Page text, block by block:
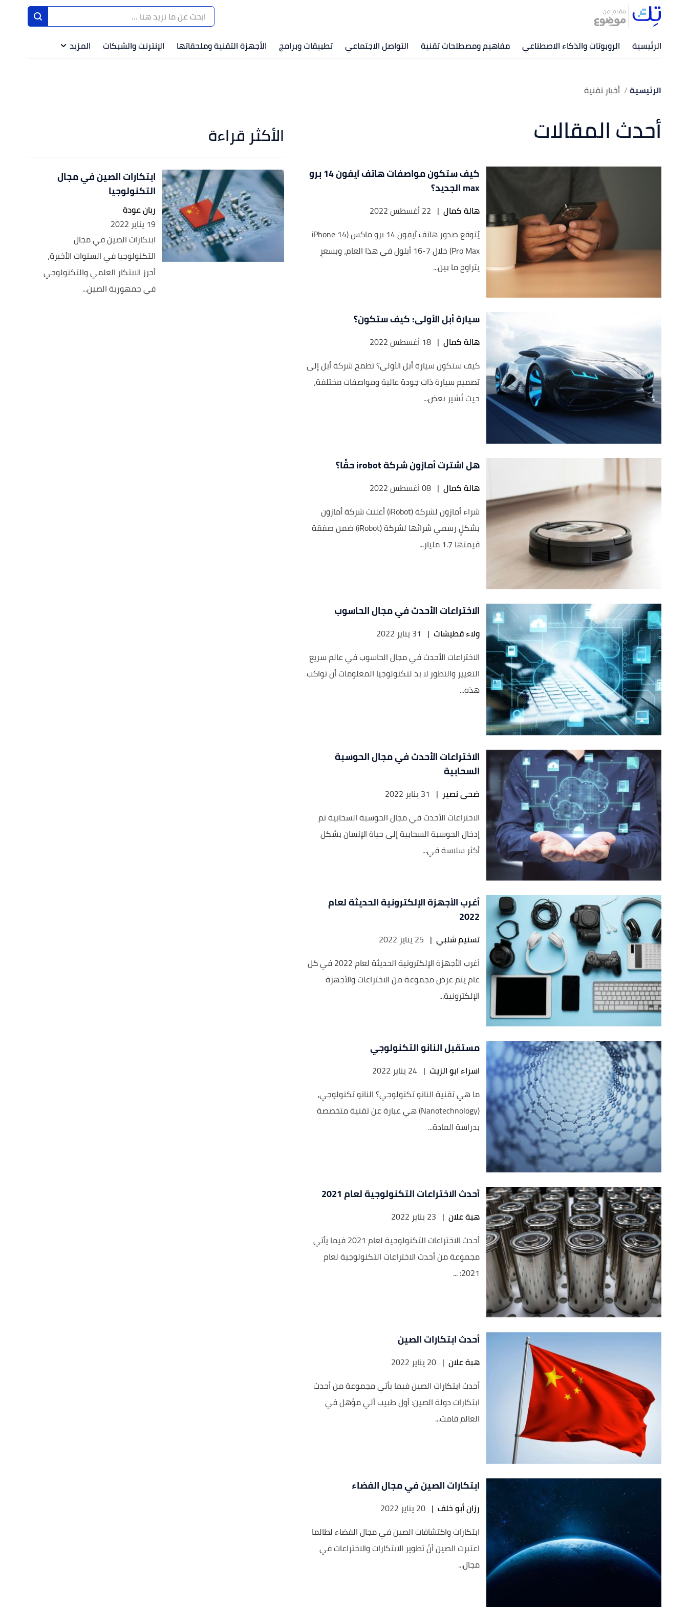
الرئيسية الروبوتات والذكاء الاصطناعي مفاهيم ومصطلحات تقنية التواصل الاجتماعي تطبيقات وبرامج الأجهزة التقنية وملحقاتها الإنترنت والشبكات المزيد
الرئيسية أخبار تقنية
أحدث المقالات
كيف ستكون مواصفات هاتف آيفون 14 برو
max الجديد؟
هالة كمال | 22 أغسطس 2022
يُتوقع صدور هاتف آيفون 14 برو ماكس (iPhone 14
Pro Max) خلال 7-16 أيلول في هذا العام، وبسعرٍ
يتراوح ما بين...
سيارة أبل الأولى: كيف ستكون؟
هالة كمال | 18 أغسطس 2022
كيف ستكون سيارة أبل الأولى؟ تطمح شركة أبل إلى
تصميم سيارة ذات جودة عالية ومواصفات مختلفة،
حيث تُشير بعض...
هل اشترت أمازون شركة irobot حقًا؟
هالة كمال | 08 أغسطس 2022
شراء أمازون لشركة (iRobot) أعلنت شركة أمازون
بشكلٍ رسمي شرائها لشركة (iRobot) ضمن صفقة
قيمتها 1.7 مليار...
الاختراعات الأحدث في مجال الحاسوب
ولاء قطيشات | 31 يناير 2022
الاختراعات الأحدث في مجال الحاسوب في عالم سريع
التغيير والتطور لا بد لتكنولوجيا المعلومات أن تواكب
هذه...
الاختراعات الأحدث في مجال الحوسبة
السحابية
ضحى نصير | 31 يناير 2022
الاختراعات الأحدث في مجال الحوسبة السحابية تم
إدخال الحوسبة السحابية إلى حياة الإنسان بشكل
أكثر سلاسة في...
أغرب الأجهزة الإلكترونية الحديثة لعام
2022
تسنيم شلبي | 25 يناير 2022
أغرب الأجهزة الإلكترونية الحديثة لعام 2022 في كل
عام يتم عرض مجموعة من الاختراعات والأجهزة
الإلكترونية...
مستقبل النانو التكنولوجي
اسراء ابو الزيت | 24 يناير 2022
ما هي تقنية النانو تكنولوجي؟ النانو تكنولوجي،
(Nanotechnology) هي عبارة عن تقنية متخصصة
بدراسة المادة...
أحدث الاختراعات التكنولوجية لعام 2021
هبة علان | 23 يناير 2022
أحدث الاختراعات التكنولوجية لعام 2021 فيما يأتي
مجموعة من أحدث الاختراعات التكنولوجية لعام
2021: ...
أحدث ابتكارات الصين
هبة علان | 20 يناير 2022
أحدث ابتكارات الصين فيما يأتي مجموعة من أحدث
ابتكارات دولة الصين: أول طبيب آلي مؤهل في
العالم قامت...
ابتكارات الصين في مجال الفضاء
رزان أبو خلف | 20 يناير 2022
ابتكارات واكتشافات الصين في مجال الفضاء لطالما
اعتبرت الصين أنّ تطوير الابتكارات والاختراعات في
مجال...
الأكثر قراءة
ابتكارات الصين في مجال
التكنولوجيا
ريان عودة
19 يناير 2022
ابتكارات الصين في مجال
التكنولوجيا في السنوات الأخيرة،
أحرز الابتكار العلمي والتكنولوجي
في جمهورية الصين...